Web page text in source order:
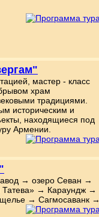
мастер - класс
храм
традициями.
историческим и
находящиеся под
Армении.
→ озеро Севан →
Татева» → Караундж →
→ Сагмосаванк →